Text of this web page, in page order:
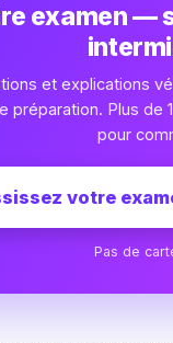
examen —
et explications
Plus de
pour
votre
Pas de